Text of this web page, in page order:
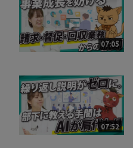
07:05
07:52